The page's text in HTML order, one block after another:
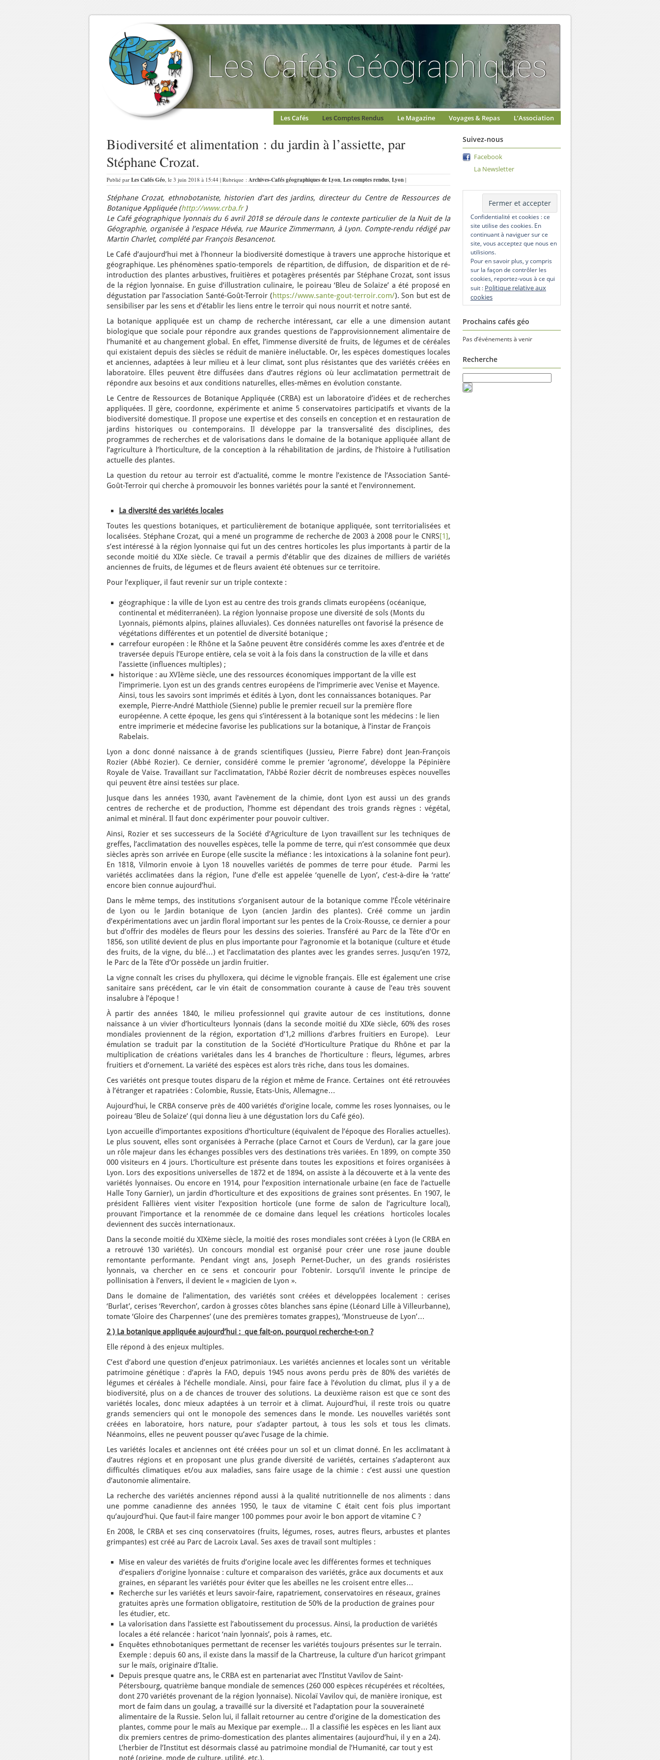
Les Cafés Les Comptes Rendus Le Magazine Voyages & Repas L’Association
Biodiversité et alimentation : du jardin à l’assiette, par
Stéphane Crozat.
Publié par Les Cafés Géo, le 3 juin 2018 à 15:44 | Rubrique : Archives-Cafés géographiques de Lyon, Les comptes rendus, Lyon |
Stéphane Crozat, ethnobotaniste, historien d’art des jardins, directeur du Centre de Ressources de
Botanique Appliquée (http://www.crba.fr)
Le Café géographique lyonnais du 6 avril 2018 se déroule dans le contexte particulier de la Nuit de la
Géographie, organisée à l’espace Hévéa, rue Maurice Zimmermann, à Lyon. Compte-rendu rédigé par
Martin Charlet, complété par François Besancenot.
Le Café d’aujourd’hui met à l’honneur la biodiversité domestique à travers une approche historique et
géographique. Les phénomènes spatio-temporels de répartition, de diffusion, de disparition et de ré-
introduction des plantes arbustives, fruitières et potagères présentés par Stéphane Crozat, sont issus
de la région lyonnaise. En guise d’illustration culinaire, le poireau ‘Bleu de Solaize’ a été proposé en
dégustation par l’association Santé-Goût-Terroir (https://www.sante-gout-terroir.com/). Son but est de
sensibiliser par les sens et d’établir les liens entre le terroir qui nous nourrit et notre santé.
La botanique appliquée est un champ de recherche intéressant, car elle a une dimension autant
biologique que sociale pour répondre aux grandes questions de l’approvisionnement alimentaire de
l’humanité et au changement global. En effet, l’immense diversité de fruits, de légumes et de céréales
qui existaient depuis des siècles se réduit de manière inéluctable. Or, les espèces domestiques locales
et anciennes, adaptées à leur milieu et à leur climat, sont plus résistantes que des variétés créées en
laboratoire. Elles peuvent être diffusées dans d’autres régions où leur acclimatation permettrait de
répondre aux besoins et aux conditions naturelles, elles-mêmes en évolution constante.
Le Centre de Ressources de Botanique Appliquée (CRBA) est un laboratoire d’idées et de recherches
appliquées. Il gère, coordonne, expérimente et anime 5 conservatoires participatifs et vivants de la
biodiversité domestique. Il propose une expertise et des conseils en conception et en restauration de
jardins historiques ou contemporains. Il développe par la transversalité des disciplines, des
programmes de recherches et de valorisations dans le domaine de la botanique appliquée allant de
l’agriculture à l’horticulture, de la conception à la réhabilitation de jardins, de l’histoire à l’utilisation
actuelle des plantes.
La question du retour au terroir est d’actualité, comme le montre l’existence de l’Association Santé-
Goût-Terroir qui cherche à promouvoir les bonnes variétés pour la santé et l’environnement.
La diversité des variétés locales
Toutes les questions botaniques, et particulièrement de botanique appliquée, sont territorialisées et
localisées. Stéphane Crozat, qui a mené un programme de recherche de 2003 à 2008 pour le CNRS[1],
s’est intéressé à la région lyonnaise qui fut un des centres horticoles les plus importants à partir de la
seconde moitié du XIXe siècle. Ce travail a permis d’établir que des dizaines de milliers de variétés
anciennes de fruits, de légumes et de fleurs avaient été obtenues sur ce territoire.
Pour l’expliquer, il faut revenir sur un triple contexte :
géographique : la ville de Lyon est au centre des trois grands climats européens (océanique,
continental et méditerranéen). La région lyonnaise propose une diversité de sols (Monts du
Lyonnais, piémonts alpins, plaines alluviales). Ces données naturelles ont favorisé la présence de
végétations différentes et un potentiel de diversité botanique ;
carrefour européen : le Rhône et la Saône peuvent être considérés comme les axes d’entrée et de
traversée depuis l’Europe entière, cela se voit à la fois dans la construction de la ville et dans
l’assiette (influences multiples) ;
historique : au XVIème siècle, une des ressources économiques impportant de la ville est
l’imprimerie. Lyon est un des grands centres européens de l’imprimerie avec Venise et Mayence.
Ainsi, tous les savoirs sont imprimés et édités à Lyon, dont les connaissances botaniques. Par
exemple, Pierre-André Matthiole (Sienne) publie le premier recueil sur la première flore
européenne. A cette époque, les gens qui s’intéressent à la botanique sont les médecins : le lien
entre imprimerie et médecine favorise les publications sur la botanique, à l’instar de François
Rabelais.
Lyon a donc donné naissance à de grands scientifiques (Jussieu, Pierre Fabre) dont Jean-François
Rozier (Abbé Rozier). Ce dernier, considéré comme le premier ‘agronome’, développe la Pépinière
Royale de Vaise. Travaillant sur l’acclimatation, l’Abbé Rozier décrit de nombreuses espèces nouvelles
qui peuvent être ainsi testées sur place.
Jusque dans les années 1930, avant l’avènement de la chimie, dont Lyon est aussi un des grands
centres de recherche et de production, l’homme est dépendant des trois grands règnes : végétal,
animal et minéral. Il faut donc expérimenter pour pouvoir cultiver.
Ainsi, Rozier et ses successeurs de la Société d’Agriculture de Lyon travaillent sur les techniques de
greffes, l’acclimatation des nouvelles espèces, telle la pomme de terre, qui n’est consommée que deux
siècles après son arrivée en Europe (elle suscite la méfiance : les intoxications à la solanine font peur).
En 1818, Vilmorin envoie à Lyon 18 nouvelles variétés de pommes de terre pour étude. Parmi les
variétés acclimatées dans la région, l’une d’elle est appelée ‘quenelle de Lyon’, c’est-à-direla‘ratte’
encore bien connue aujourd’hui.
Dans le même temps, des institutions s’organisent autour de la botanique comme l’École vétérinaire
de Lyon ou le Jardin botanique de Lyon (ancien Jardin des plantes). Créé comme un jardin
d’expérimentations avec un jardin floral important sur les pentes de la Croix-Rousse, ce dernier a pour
but d’offrir des modèles de fleurs pour les dessins des soieries. Transféré au Parc de la Tête d’Or en
1856, son utilité devient de plus en plus importante pour l’agronomie et la botanique (culture et étude
des fruits, de la vigne, du blé…) et l’acclimatation des plantes avec les grandes serres. Jusqu’en 1972,
le Parc de la Tête d’Or possède un jardin fruitier.
La vigne connaît les crises du phylloxera, qui décime le vignoble français. Elle est également une crise
sanitaire sans précédent, car le vin était de consommation courante à cause de l’eau très souvent
insalubre à l’époque !
À partir des années 1840, le milieu professionnel qui gravite autour de ces institutions, donne
naissance à un vivier d’horticulteurs lyonnais (dans la seconde moitié du XIXe siècle, 60% des roses
mondiales proviennent de la région, exportation d’1,2 millions d’arbres fruitiers en Europe). Leur
émulation se traduit par la constitution de la Société d’Horticulture Pratique du Rhône et par la
multiplication de créations variétales dans les 4 branches de l’horticulture : fleurs, légumes, arbres
fruitiers et d’ornement. La variété des espèces est alors très riche, dans tous les domaines.
Ces variétés ont presque toutes disparu de la région et même de France. Certaines ont été retrouvées
à l’étranger et rapatriées : Colombie, Russie, Etats-Unis, Allemagne…
Aujourd’hui, le CRBA conserve près de 400 variétés d’origine locale, comme les roses lyonnaises, ou le
poireau ‘Bleu de Solaize’ (qui donna lieu à une dégustation lors du Café géo).
Lyon accueille d’importantes expositions d’horticulture (équivalent de l’époque des Floralies actuelles).
Le plus souvent, elles sont organisées à Perrache (place Carnot et Cours de Verdun), car la gare joue
un rôle majeur dans les échanges possibles vers des destinations très variées. En 1899, on compte 350
000 visiteurs en 4 jours. L’horticulture est présente dans toutes les expositions et foires organisées à
Lyon. Lors des expositions universelles de 1872 et de 1894, on assiste à la découverte et à la vente des
variétés lyonnaises. Ou encore en 1914, pour l’exposition internationale urbaine (en face de l’actuelle
Halle Tony Garnier), un jardin d’horticulture et des expositions de graines sont présentes. En 1907, le
président Fallières vient visiter l’exposition horticole (une forme de salon de l’agriculture local),
prouvant l’importance et la renommée de ce domaine dans lequel les créations horticoles locales
deviennent des succès internationaux.
Dans la seconde moitié du XIXème siècle, la moitié des roses mondiales sont créées à Lyon (le CRBA en
a retrouvé 130 variétés). Un concours mondial est organisé pour créer une rose jaune double
remontante performante. Pendant vingt ans, Joseph Pernet-Ducher, un des grands rosiéristes
lyonnais, va chercher en ce sens et concourir pour l’obtenir. Lorsqu’il invente le principe de
pollinisation à l’envers, il devient le « magicien de Lyon ».
Dans le domaine de l’alimentation, des variétés sont créées et développées localement : cerises
‘Burlat’, cerises ‘Reverchon’, cardon à grosses côtes blanches sans épine (Léonard Lille à Villeurbanne),
tomate ‘Gloire des Charpennes’ (une des premières tomates grappes), ‘Monstrueuse de Lyon’…
2 ) La botanique appliquée aujourd’hui : que fait-on, pourquoi recherche-t-on ?
Elle répond à des enjeux multiples.
C’est d’abord une question d’enjeux patrimoniaux. Les variétés anciennes et locales sont un véritable
patrimoine génétique : d’après la FAO, depuis 1945 nous avons perdu près de 80% des variétés de
légumes et céréales à l’échelle mondiale. Ainsi, pour faire face à l’évolution du climat, plus il y a de
biodiversité, plus on a de chances de trouver des solutions. La deuxième raison est que ce sont des
variétés locales, donc mieux adaptées à un terroir et à climat. Aujourd’hui, il reste trois ou quatre
grands semenciers qui ont le monopole des semences dans le monde. Les nouvelles variétés sont
créées en laboratoire, hors nature, pour s’adapter partout, à tous les sols et tous les climats.
Néanmoins, elles ne peuvent pousser qu’avec l’usage de la chimie.
Les variétés locales et anciennes ont été créées pour un sol et un climat donné. En les acclimatant à
d’autres régions et en proposant une plus grande diversité de variétés, certaines s’adapteront aux
difficultés climatiques et/ou aux maladies, sans faire usage de la chimie : c’est aussi une question
d’autonomie alimentaire.
La recherche des variétés anciennes répond aussi à la qualité nutritionnelle de nos aliments : dans
une pomme canadienne des années 1950, le taux de vitamine C était cent fois plus important
qu’aujourd’hui. Que faut-il faire manger 100 pommes pour avoir le bon apport de vitamine C ?
En 2008, le CRBA et ses cinq conservatoires (fruits, légumes, roses, autres fleurs, arbustes et plantes
grimpantes) est créé au Parc de Lacroix Laval. Ses axes de travail sont multiples :
Mise en valeur des variétés de fruits d’origine locale avec les différentes formes et techniques
d’espaliers d’origine lyonnaise : culture et comparaison des variétés, grâce aux documents et aux
graines, en séparant les variétés pour éviter que les abeilles ne les croisent entre elles…
Recherche sur les variétés et leurs savoir-faire, rapatriement, conservatoires en réseaux, graines
gratuites après une formation obligatoire, restitution de 50% de la production de graines pour
les étudier, etc.
La valorisation dans l’assiette est l’aboutissement du processus. Ainsi, la production de variétés
locales a été relancée : haricot ‘nain lyonnais’, pois à rames, etc.
Enquêtes ethnobotaniques permettant de recenser les variétés toujours présentes sur le terrain.
Exemple : depuis 60 ans, il existe dans la massif de la Chartreuse, la culture d’un haricot grimpant
sur le maïs, originaire d’Italie.
Depuis presque quatre ans, le CRBA est en partenariat avec l’Institut Vavilov de Saint-
Pétersbourg, quatrième banque mondiale de semences (260 000 espèces récupérées et récoltées,
dont 270 variétés provenant de la région lyonnaise). Nicolaï Vavilov qui, de manière ironique, est
mort de faim dans un goulag, a travaillé sur la diversité et l’adaptation pour la souveraineté
alimentaire de la Russie. Selon lui, il fallait retourner au centre d’origine de la domestication des
plantes, comme pour le maïs au Mexique par exemple… Il a classifié les espèces en les liant aux
dix premiers centres de primo-domestication des plantes alimentaires (aujourd’hui, il y en a 24).
L’herbier de l’Institut est désormais classé au patrimoine mondial de l’Humanité, car tout y est
noté (origine, mode de culture, utilité, etc.).
Suivez-nous
Facebook
La Newsletter
Confidentialité et cookies : ce
site utilise des cookies. En
continuant à naviguer sur ce
site, vous acceptez que nous en
utilisions.
Pour en savoir plus, y compris
sur la façon de contrôler les
cookies, reportez-vous à ce qui
suit : Politique relative aux
cookies
Prochains cafés géo
Pas d’événements à venir
Recherche